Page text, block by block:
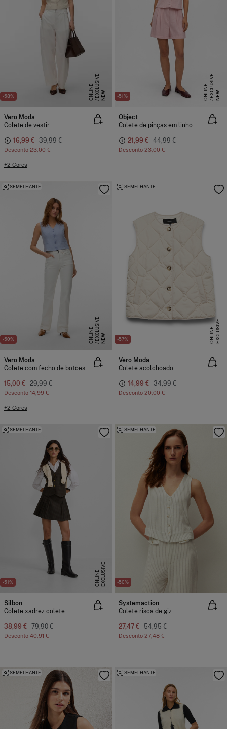
-58% NEW
E
X
C
L
US
I
V
E
O
N
L
I
N
E
Vero Moda
Colete de vestir
16,99 € 39,99 €
Desconto 23,00 €
+2 Cores
-51% NEW
E
X
C
L
US
I
V
E
O
N
L
I
N
E
Object
Colete de pinças em linho
21,99 € 44,99 €
Desconto 23,00 €
-50% NEW
E
X
C
L
US
I
V
E
O
N
L
I
N
E
SEMELHANTE
Vero Moda
Colete com fecho de botões e abertura frontal
15,00 € 29,99 €
Desconto 14,99 €
+2 Cores
-57% E
X
C
L
U
SI
V
E
O
N
L
I
N
E
SEMELHANTE
Vero Moda
Colete acolchoado
14,99 € 34,99 €
Desconto 20,00 €
-51% E
X
C
L
U
SI
V
E
O
N
L
I
N
E
SEMELHANTE
Silbon
Colete xadrez colete
38,99 € 79,90 €
Desconto 40,91 €
-50%
SEMELHANTE
Systemaction
Colete risca de giz
27,47 € 54,95 €
Desconto 27,48 €
SEMELHANTE SEMELHANTE